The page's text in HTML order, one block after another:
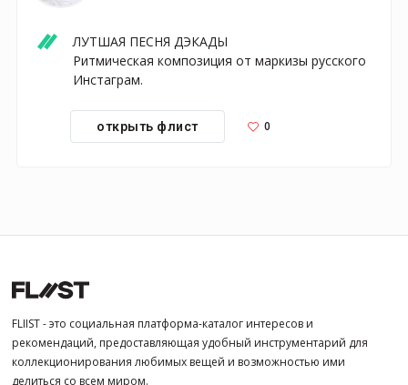
ЛУТШАЯ ПЕСНЯ ДЭКАДЫ
Ритмическая композиция от маркизы русского
Инстаграм.
открыть флист 0
FLIIST - это социальная платформа-каталог интересов и
рекомендаций, предоставляющая удобный инструментарий для
коллекционирования любимых вещей и возможностью ими
делиться со всем миром.